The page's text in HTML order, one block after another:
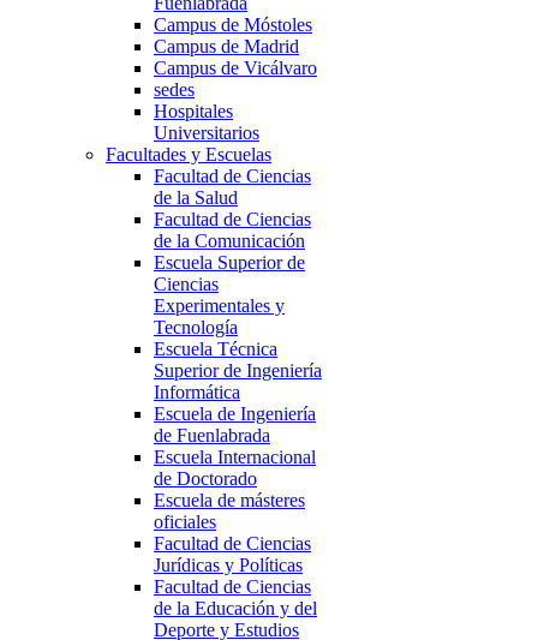
Campus de Móstoles
Campus de Madrid
Campus de Vicálvaro
sedes
Hospitales
Universitarios
Facultades y Escuelas
Facultad de Ciencias
de la Salud
Facultad de Ciencias
de la Comunicación
Escuela Superior de
Ciencias
Experimentales y
Tecnología
Escuela Técnica
Superior de Ingeniería
Informática
Escuela de Ingeniería
de Fuenlabrada
Escuela Internacional
de Doctorado
Escuela de másteres
oficiales
Facultad de Ciencias
Jurídicas y Políticas
Facultad de Ciencias
de la Educación y del
Deporte y Estudios